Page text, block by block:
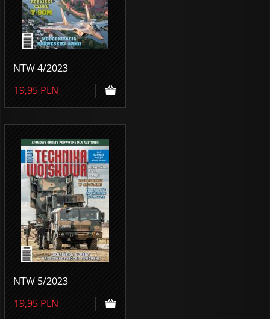
NTW 4/2023
19,95 PLN
NTW 5/2023
19,95 PLN